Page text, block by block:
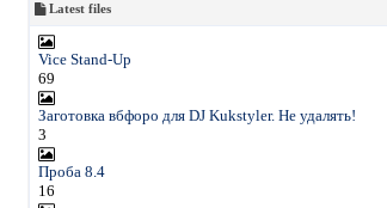
Latest files
Vice Stand-Up
69
Заготовка вбфоро для DJ Kukstyler. Не удалять!
3
Проба 8.4
16